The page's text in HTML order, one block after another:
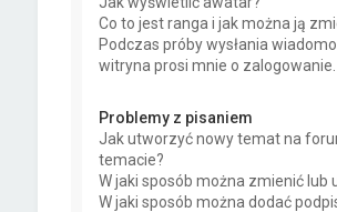
Co to jest ranga i jak można ją
Podczas próby wysłania
witryna prosi mnie o
Problemy z pisaniem
Jak utworzyć nowy temat na
temacie?
W jaki sposób można zmienić lub
W jaki sposób można dodać